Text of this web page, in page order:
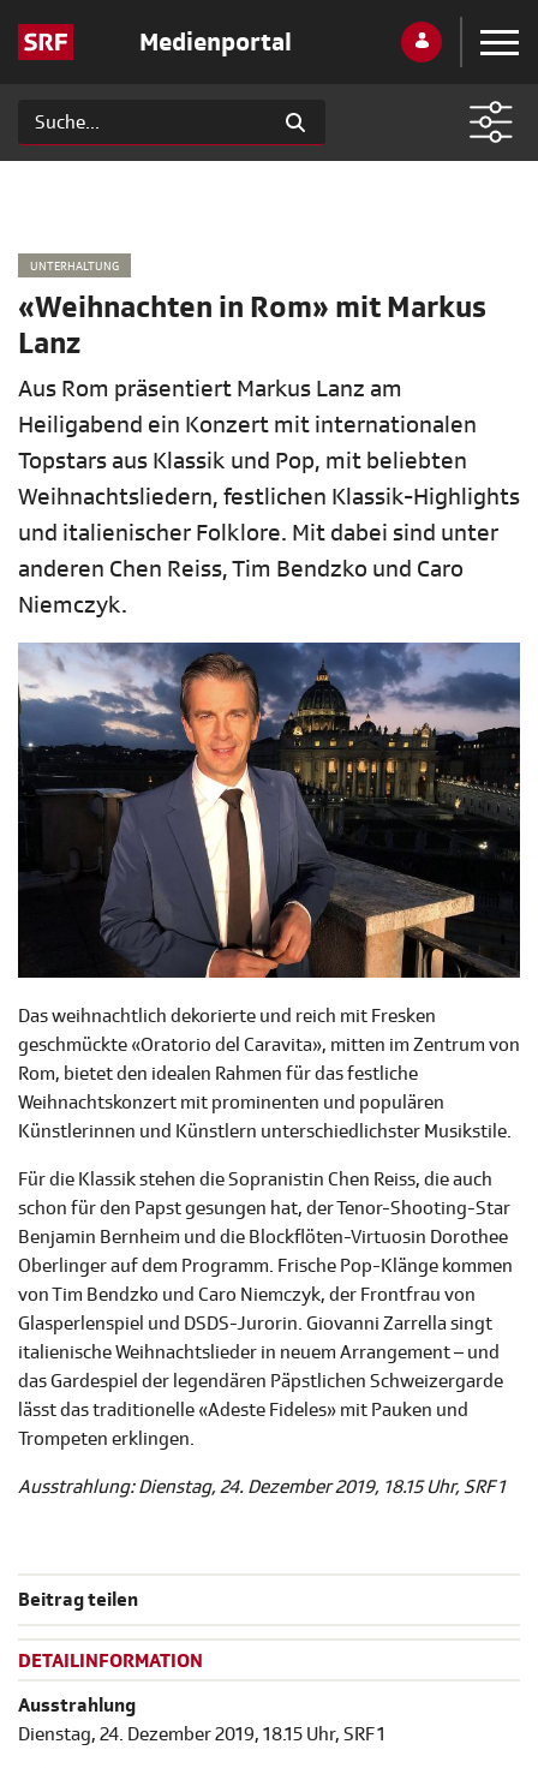
Medienportal
UNTERHALTUNG
«Weihnachten in Rom» mit Markus
Lanz
Aus Rom präsentiert Markus Lanz am
Heiligabend ein Konzert mit internationalen
Topstars aus Klassik und Pop, mit beliebten
Weihnachtsliedern, festlichen Klassik-Highlights
und italienischer Folklore. Mit dabei sind unter
anderen Chen Reiss, Tim Bendzko und Caro
Niemczyk.
Das weihnachtlich dekorierte und reich mit Fresken
geschmückte «Oratorio del Caravita», mitten im Zentrum von
Rom, bietet den idealen Rahmen für das festliche
Weihnachtskonzert mit prominenten und populären
Künstlerinnen und Künstlern unterschiedlichster Musikstile.
Für die Klassik stehen die Sopranistin Chen Reiss, die auch
schon für den Papst gesungen hat, der Tenor-Shooting-Star
Benjamin Bernheim und die Blockflöten-Virtuosin Dorothee
Oberlinger auf dem Programm. Frische Pop-Klänge kommen
von Tim Bendzko und Caro Niemczyk, der Frontfrau von
Glasperlenspiel und DSDS-Jurorin. Giovanni Zarrella singt
italienische Weihnachtslieder in neuem Arrangement – und
das Gardespiel der legendären Päpstlichen Schweizergarde
lässt das traditionelle «Adeste Fideles» mit Pauken und
Trompeten erklingen.
Ausstrahlung: Dienstag, 24. Dezember 2019, 18.15 Uhr, SRF 1
Beitrag teilen
DETAILINFORMATION
Ausstrahlung
Dienstag, 24. Dezember 2019, 18.15 Uhr, SRF 1